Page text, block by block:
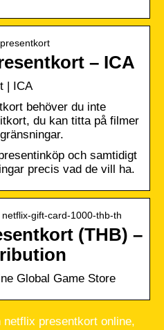
– ICA
| ICA
behöver du inte
du kan titta på filmer
och samtidigt
precis vad de vill ha.
gift-card-1000-thb-th
(THB) –
Global Game Store
presentkort online,